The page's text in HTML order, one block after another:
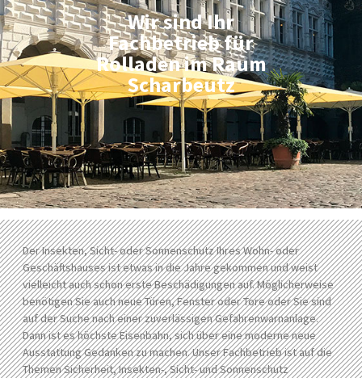
Wir sind Ihr
Fachbetrieb für
Rolladen im Raum
Scharbeutz
Der Insekten, Sicht- oder Sonnenschutz Ihres Wohn- oder
Geschäftshauses ist etwas in die Jahre gekommen und weist
vielleicht auch schon erste Beschädigungen auf. Möglicherweise
benötigen Sie auch neue Türen, Fenster oder Tore oder Sie sind
auf der Suche nach einer zuverlässigen Gefahrenwarnanlage.
Dann ist es höchste Eisenbahn, sich über eine moderne neue
Ausstattung Gedanken zu machen. Unser Fachbetrieb ist auf die
Themen Sicherheit, Insekten-, Sicht- und Sonnenschutz